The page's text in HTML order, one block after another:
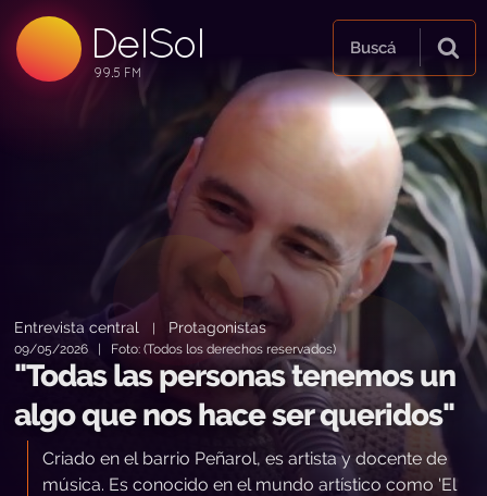
DelSol
99.5 FM
99.5 FM
99.5 FM
Buscá
Entrevista central Protagonistas
09/05/2026 | Foto: (Todos los derechos reservados)
"Todas las personas tenemos un
algo que nos hace ser queridos"
Criado en el barrio Peñarol, es artista y docente de
música. Es conocido en el mundo artístico como 'El